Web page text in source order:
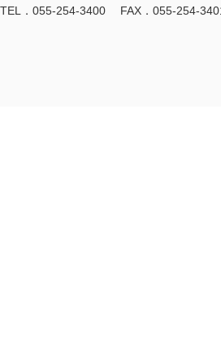
TEL．055-254-3400 FAX．055-254-